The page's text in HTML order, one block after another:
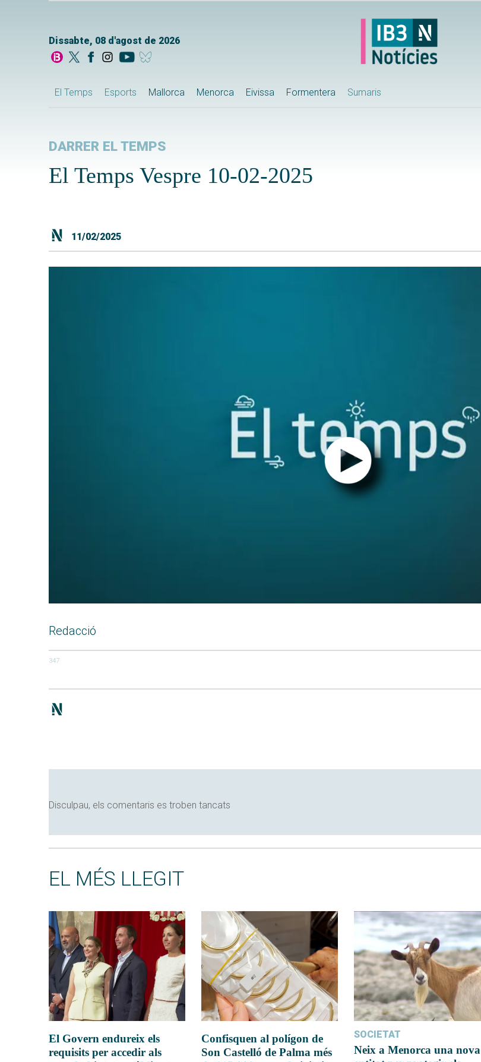
Dissabte, 08 d'agost de 2026
El Temps Esports Mallorca Menorca Eivissa Formentera Sumaris
DARRER EL TEMPS
El Temps Vespre 10-02-2025
11/02/2025
Redacció
347
Disculpau, els comentaris es troben tancats
EL MÉS LLEGIT
El Govern endureix els
requisits per accedir als
Confisquen al polígon de
Son Castelló de Palma més
SOCIETAT
Neix a Menorca una nova